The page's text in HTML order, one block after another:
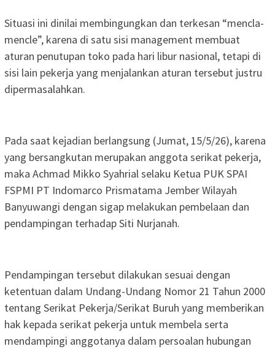
Situasi ini dinilai membingungkan dan terkesan “mencla-
mencle”, karena di satu sisi management membuat
aturan penutupan toko pada hari libur nasional, tetapi di
sisi lain pekerja yang menjalankan aturan tersebut justru
dipermasalahkan.
Pada saat kejadian berlangsung (Jumat, 15/5/26), karena
yang bersangkutan merupakan anggota serikat pekerja,
maka Achmad Mikko Syahrial selaku Ketua PUK SPAI
FSPMI PT Indomarco Prismatama Jember Wilayah
Banyuwangi dengan sigap melakukan pembelaan dan
pendampingan terhadap Siti Nurjanah.
Pendampingan tersebut dilakukan sesuai dengan
ketentuan dalam Undang-Undang Nomor 21 Tahun 2000
tentang Serikat Pekerja/Serikat Buruh yang memberikan
hak kepada serikat pekerja untuk membela serta
mendampingi anggotanya dalam persoalan hubungan